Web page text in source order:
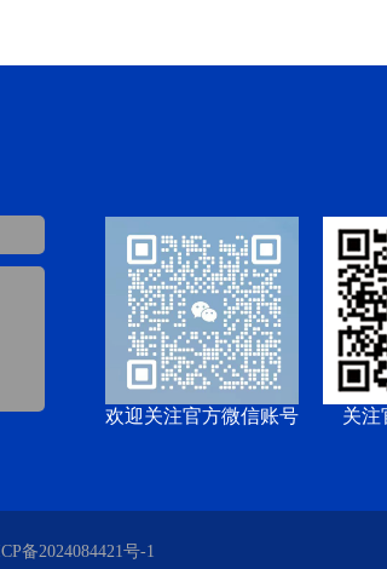
欢迎关注官方微信账号 关注
备2024084421号-1